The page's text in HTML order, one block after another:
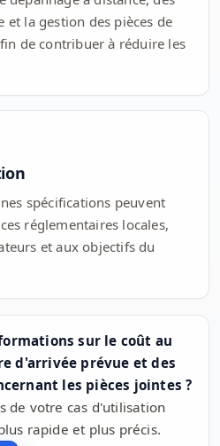
et la gestion des pièces de
de contribuer à réduire les
spécifications peuvent
réglementaires locales,
et aux objectifs du
sur le coût au
d'arrivée prévue et des
les pièces jointes ?
de votre cas d'utilisation
rapide et plus précis.